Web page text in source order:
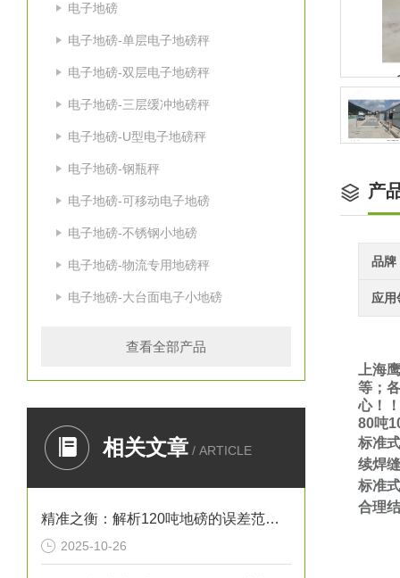
电子地磅
电子地磅-单层电子地磅秤
电子地磅-双层电子地磅秤
电子地磅-三层缓冲地磅秤
电子地磅-U型电子地磅秤
电子地磅-钢瓶秤
电子地磅-可移动电子地磅
电子地磅-不锈钢小地磅
电子地磅-物流专用地磅秤
电子地磅-大台面电子小地磅
查看全部产品
相关文章 / ARTICLE
精准之衡：解析120吨地磅的误差范围与管理实践
2025-10-26
产
品牌
应用
上海
等；
心！
80吨
标准
续焊
标准
合理